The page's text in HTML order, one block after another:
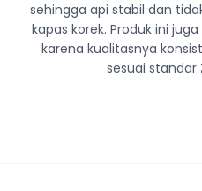
sehingga api stabil dan
kapas korek. Produk ini
karena kualitasnya
sesuai standar